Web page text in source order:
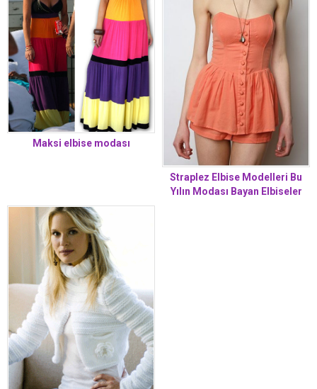
Maksi elbise modası
Straplez Elbise Modelleri Bu
Yılın Modası Bayan Elbiseler